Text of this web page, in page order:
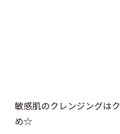
敏感肌のクレンジングは
め☆